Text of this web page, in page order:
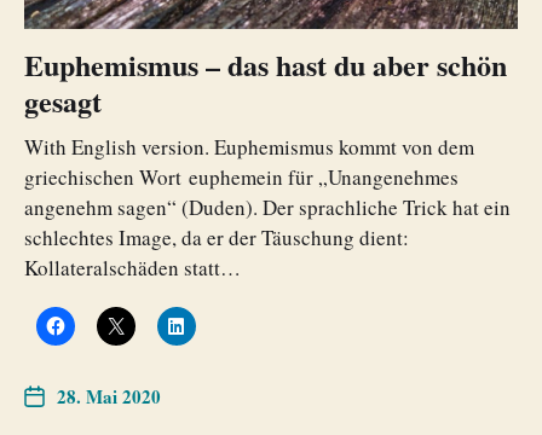
Euphemismus – das hast du aber schön
gesagt
With English version. Euphemismus kommt von dem
griechischen Wort euphemein für „Unangenehmes
angenehm sagen“ (Duden). Der sprachliche Trick hat ein
schlechtes Image, da er der Täuschung dient:
Kollateralschäden statt…
28. Mai 2020